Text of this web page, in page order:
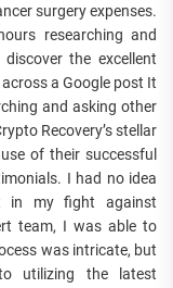
surgery expenses.
researching and
the excellent
a Google post It
and asking other
Recovery’s stellar
of their successful
I had no idea
in my fight against
team, I was able to
was intricate, but
utilizing the latest